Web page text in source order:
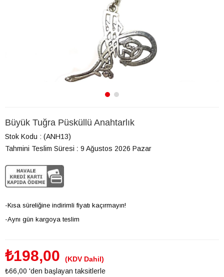
Büyük Tuğra Püsküllü Anahtarlık
Stok Kodu
(ANH13)
Tahmini Teslim Süresi : 9 Ağustos 2026 Pazar
-Kısa süreliğine indirimli fiyatı kaçırmayın!
-Aynı gün kargoya teslim
₺198,00
(KDV Dahil)
₺66,00 'den başlayan taksitlerle